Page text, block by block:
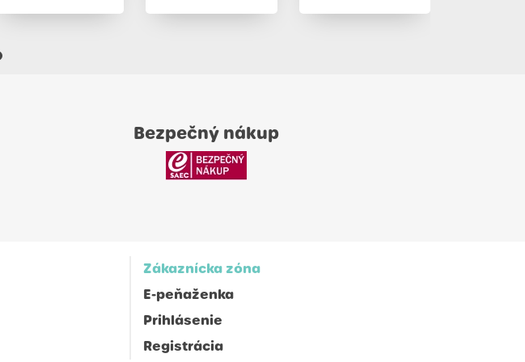
Bezpečný nákup
Zákaznícka zóna
E-peňaženka
Prihlásenie
Registrácia